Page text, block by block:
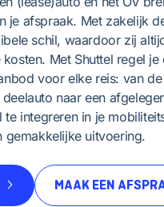
je afspraak. Met zakelijk
schil, waardoor zij
Met Shuttel regel je
voor elke reis: van de
naar een
integreren in je
gemakkelijke uitvoering.
MAAK EEN